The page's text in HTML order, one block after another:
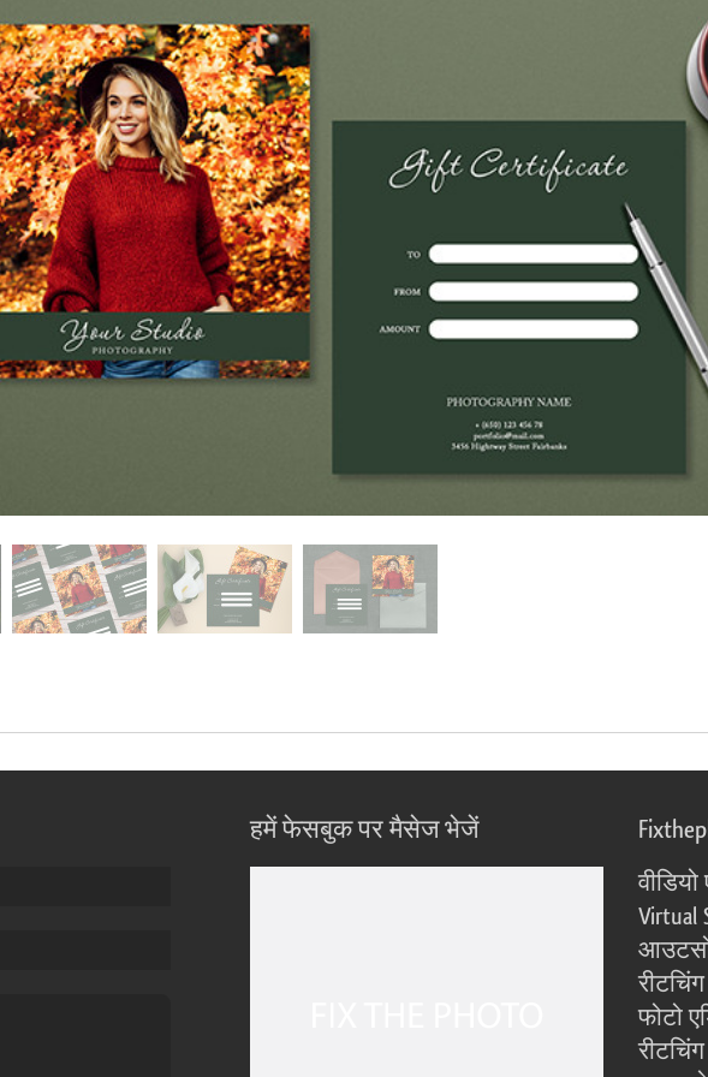
उत्पाद सुधार सेवाएं एआई प्रशिक्षण
हमें फेसबुक पर मैसेज भेजें
वीडियो
Virtual
फोटो